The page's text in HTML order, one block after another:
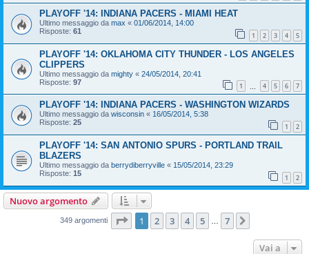
PLAYOFF '14: INDIANA PACERS - MIAMI HEAT
Ultimo messaggio da max « 01/06/2014, 14:00
Risposte: 61 1 2 3 4 5
PLAYOFF '14: OKLAHOMA CITY THUNDER - LOS ANGELES
CLIPPERS
Ultimo messaggio da mighty « 24/05/2014, 20:41
Risposte: 97 1 4 5 6 7
PLAYOFF '14: INDIANA PACERS - WASHINGTON WIZARDS
Ultimo messaggio da wisconsin « 16/05/2014, 5:38
Risposte: 25 1 2
PLAYOFF '14: SAN ANTONIO SPURS - PORTLAND TRAIL
BLAZERS
Ultimo messaggio da berrydiberryville « 15/05/2014, 23:29
Risposte: 15 1 2
Nuovo argomento
349 argomenti Pagina di
1 2 3 4 5 7
Vai a